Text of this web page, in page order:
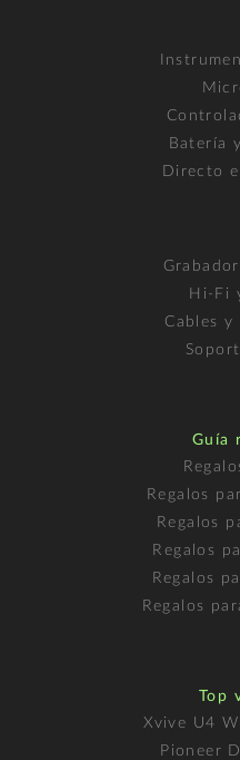
Batería
Directo
Hi-Fi
Cables y
Guía
Regalos
Regalos
Regalos
Regalos
Regalos
Top
Xvive U4
Pioneer